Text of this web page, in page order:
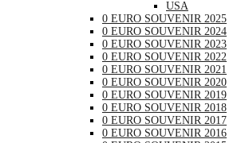
USA
0 EURO SOUVENIR 2025
0 EURO SOUVENIR 2024
0 EURO SOUVENIR 2023
0 EURO SOUVENIR 2022
0 EURO SOUVENIR 2021
0 EURO SOUVENIR 2020
0 EURO SOUVENIR 2019
0 EURO SOUVENIR 2018
0 EURO SOUVENIR 2017
0 EURO SOUVENIR 2016